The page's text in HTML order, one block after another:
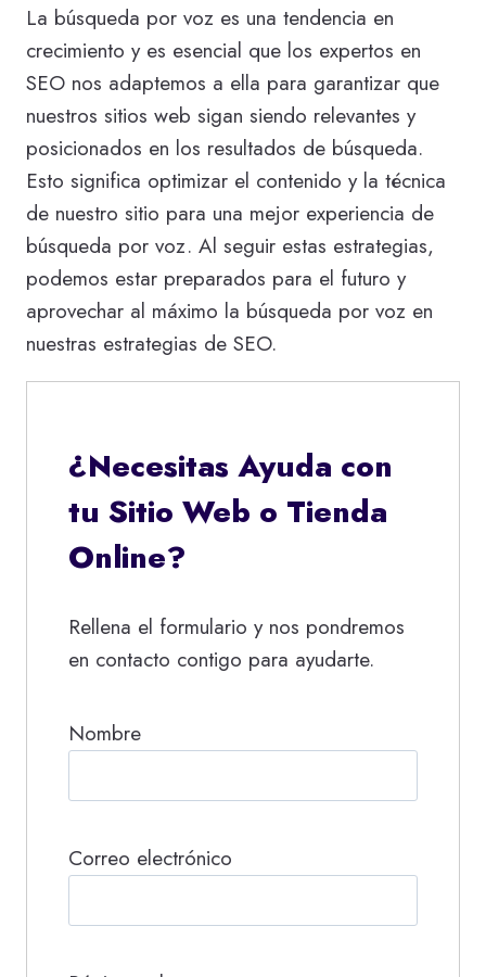
La búsqueda por voz es una tendencia en
crecimiento y es esencial que los expertos en
SEO nos adaptemos a ella para garantizar que
nuestros sitios web sigan siendo relevantes y
posicionados en los resultados de búsqueda.
Esto significa optimizar el contenido y la técnica
de nuestro sitio para una mejor experiencia de
búsqueda por voz. Al seguir estas estrategias,
podemos estar preparados para el futuro y
aprovechar al máximo la búsqueda por voz en
nuestras estrategias de SEO.
¿Necesitas Ayuda con
tu Sitio Web o Tienda
Online?
Rellena el formulario y nos pondremos
en contacto contigo para ayudarte.
Nombre
Correo electrónico